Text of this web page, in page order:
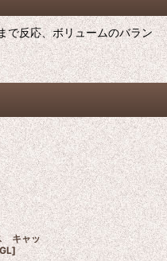
で反応、ボリュームのバラン
キャッ
]